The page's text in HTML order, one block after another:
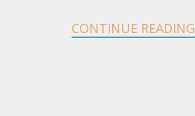
CONTINUE READING